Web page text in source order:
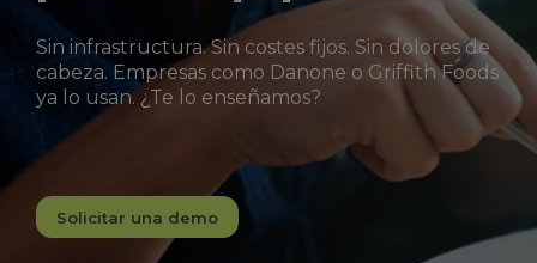
Sin infrastructura. Sin costes fijos. Sin dolores de
cabeza. Empresas como Danone o Griffith Foods
ya lo usan. ¿Te lo enseñamos?
Solicitar una demo